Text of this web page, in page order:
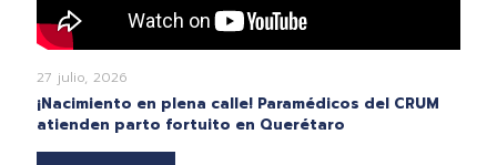
27 julio, 2026
¡Nacimiento en plena calle! Paramédicos del CRUM
atienden parto fortuito en Querétaro